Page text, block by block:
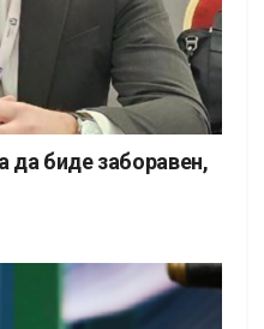
да биде заборавен,